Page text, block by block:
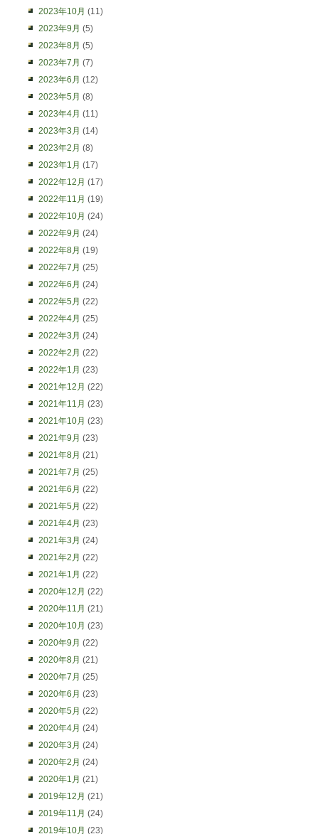
2023年10月 (11)
2023年9月 (5)
2023年8月 (5)
2023年7月 (7)
2023年6月 (12)
2023年5月 (8)
2023年4月 (11)
2023年3月 (14)
2023年2月 (8)
2023年1月 (17)
2022年12月 (17)
2022年11月 (19)
2022年10月 (24)
2022年9月 (24)
2022年8月 (19)
2022年7月 (25)
2022年6月 (24)
2022年5月 (22)
2022年4月 (25)
2022年3月 (24)
2022年2月 (22)
2022年1月 (23)
2021年12月 (22)
2021年11月 (23)
2021年10月 (23)
2021年9月 (23)
2021年8月 (21)
2021年7月 (25)
2021年6月 (22)
2021年5月 (22)
2021年4月 (23)
2021年3月 (24)
2021年2月 (22)
2021年1月 (22)
2020年12月 (22)
2020年11月 (21)
2020年10月 (23)
2020年9月 (22)
2020年8月 (21)
2020年7月 (25)
2020年6月 (23)
2020年5月 (22)
2020年4月 (24)
2020年3月 (24)
2020年2月 (24)
2020年1月 (21)
2019年12月 (21)
2019年11月 (24)
2019年10月 (23)